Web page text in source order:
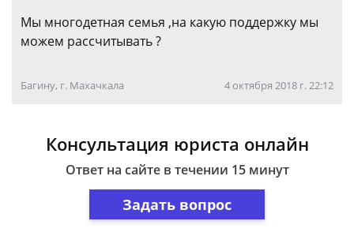
Мы многодетная семья ,на какую поддержку мы
можем рассчитывать ?
Багину, г. Махачкала 4 октября 2018 г. 22:12
Консультация юриста онлайн
Ответ на сайте в течении 15 минут
Задать вопрос